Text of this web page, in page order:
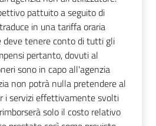
pattuito a seguito di
in una tariffa oraria
deve tenere conto di tutti gli
pertanto, dovuti al
sono in capo all'agenzia
non potrà nulla pretendere al
i servizi effettivamente svolti
solo il costo relativo